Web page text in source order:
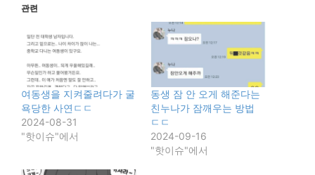
관련
여동생을 지켜줄려다가 굴
욕당한 사연ㄷㄷ
2024-08-31
"핫이슈"에서
동생 잠 안 오게 해준다는
친누나가 잠깨우는 방법
ㄷㄷ
2024-09-16
"핫이슈"에서